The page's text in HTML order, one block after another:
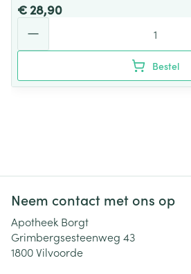
€ 28,90
Bestel
Neem contact met ons op
Apotheek Borgt
Grimbergsesteenweg 43
1800Vilvoorde